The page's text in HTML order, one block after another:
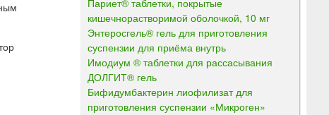
кишечнорастворимой оболочкой, 10 мг
Энтеросгель® гель для приготовления
суспензии для приёма внутрь
Имодиум ® таблетки для рассасывания
ДОЛГИТ® гель
Бифидумбактерин лиофилизат для
приготовления суспензии «Микроген»